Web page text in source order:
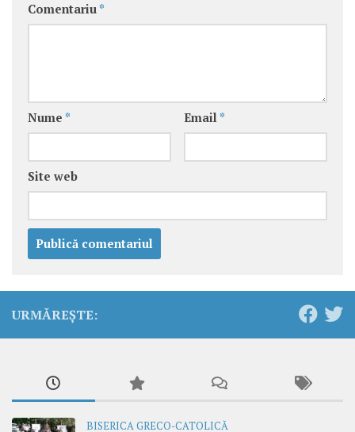
Comentariu *
Nume * Email *
Site web
URMĂREȘTE:
BISERICA GRECO-CATOLICĂ